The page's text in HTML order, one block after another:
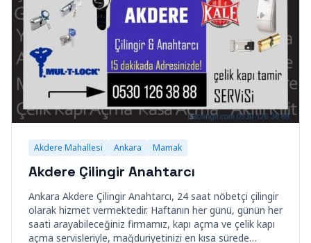
Akdere Mahallesi Ankara Mamak
Akdere Çilingir Anahtarcı
Ankara Akdere Çilingir Anahtarcı, 24 saat nöbetçi çilingir
olarak hizmet vermektedir. Haftanın her günü, günün her
saati arayabileceğiniz firmamız, kapı açma ve çelik kapı
açma servisleriyle, mağduriyetinizi en kısa sürede…